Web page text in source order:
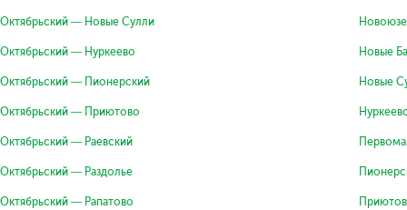
Октябрьский — Новые Сулли
Октябрьский — Нуркеево
Октябрьский — Пионерский
Октябрьский — Приютово
Октябрьский — Раевский
Октябрьский — Раздолье
Октябрьский — Рапатово
Новые
Новые